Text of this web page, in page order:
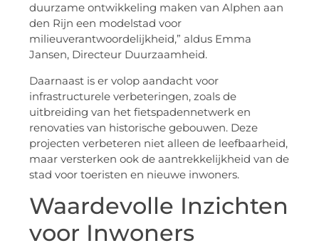
duurzame ontwikkeling maken van Alphen aan
den Rijn een modelstad voor
milieuverantwoordelijkheid,” aldus Emma
Jansen, Directeur Duurzaamheid.
Daarnaast is er volop aandacht voor
infrastructurele verbeteringen, zoals de
uitbreiding van het fietspadennetwerk en
renovaties van historische gebouwen. Deze
projecten verbeteren niet alleen de leefbaarheid,
maar versterken ook de aantrekkelijkheid van de
stad voor toeristen en nieuwe inwoners.
Waardevolle Inzichten
voor Inwoners